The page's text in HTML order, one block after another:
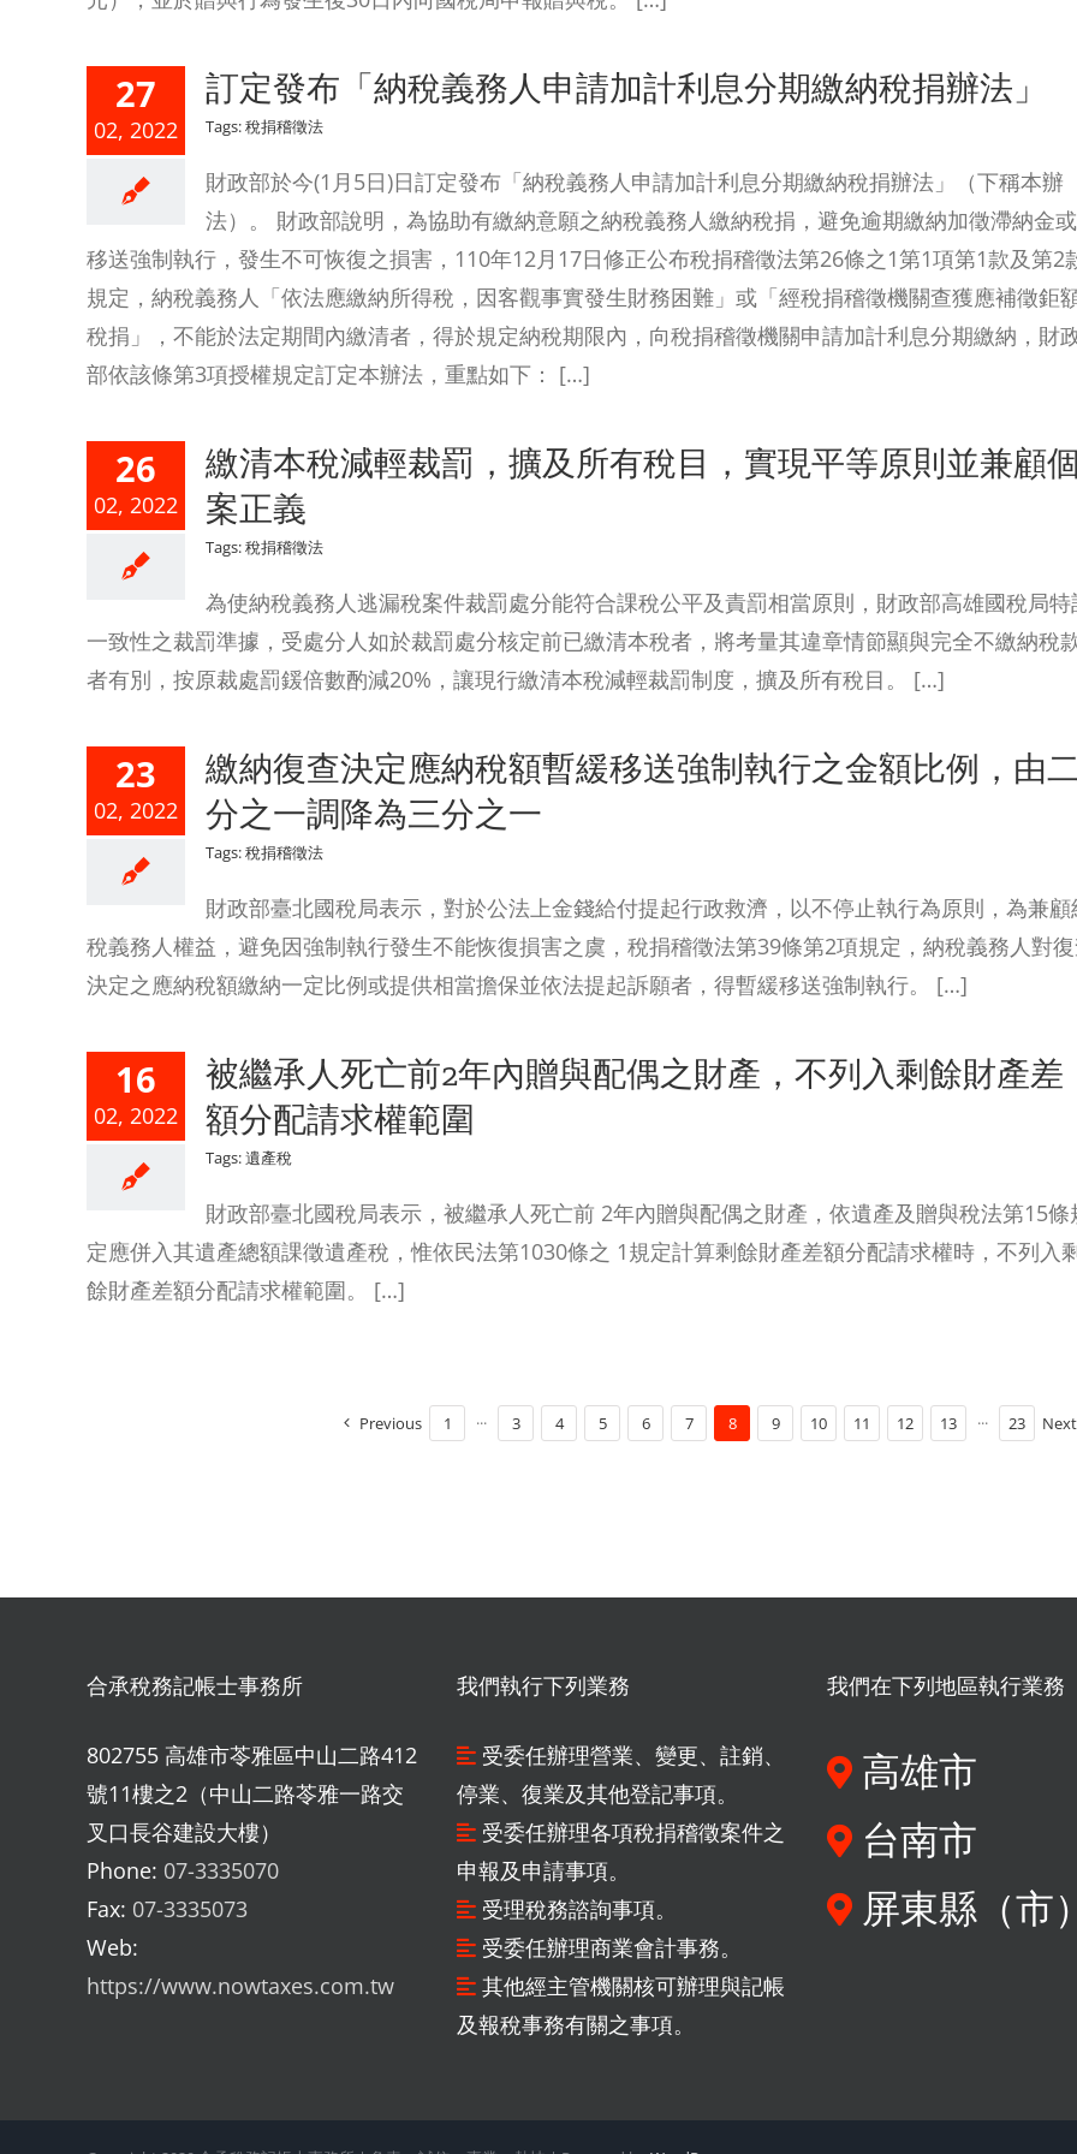
27
02, 2022
訂定發布「納稅義務人申請加計利息分期繳納稅捐辦法」
Tags:稅捐稽徵法
財政部於今(1月5日)日訂定發布「納稅義務人申請加計利息分期繳納稅捐辦法」（下稱本辦
法）。 財政部說明，為協助有繳納意願之納稅義務人繳納稅捐，避免逾期繳納加徵滯納金或
移送強制執行，發生不可恢復之損害，110年12月17日修正公布稅捐稽徵法第26條之1第1項第1款及第2
規定，納稅義務人「依法應繳納所得稅，因客觀事實發生財務困難」或「經稅捐稽徵機關查獲應補徵鉅
稅捐」，不能於法定期間內繳清者，得於規定納稅期限內，向稅捐稽徵機關申請加計利息分期繳納，財
部依該條第3項授權規定訂定本辦法，重點如下： […]
26
02, 2022
繳清本稅減輕裁罰，擴及所有稅目，實現平等原則並兼顧個
案正義
Tags:稅捐稽徵法
為使納稅義務人逃漏稅案件裁罰處分能符合課稅公平及責罰相當原則，財政部高雄國稅局特
一致性之裁罰準據，受處分人如於裁罰處分核定前已繳清本稅者，將考量其違章情節顯與完全不繳納稅
者有別，按原裁處罰鍰倍數酌減20%，讓現行繳清本稅減輕裁罰制度，擴及所有稅目。 […]
23
02, 2022
繳納復查決定應納稅額暫緩移送強制執行之金額比例，由
分之一調降為三分之一
Tags:稅捐稽徵法
財政部臺北國稅局表示，對於公法上金錢給付提起行政救濟，以不停止執行為原則，為兼顧
稅義務人權益，避免因強制執行發生不能恢復損害之虞，稅捐稽徵法第39條第2項規定，納稅義務人對
決定之應納稅額繳納一定比例或提供相當擔保並依法提起訴願者，得暫緩移送強制執行。 […]
16
02, 2022
被繼承人死亡前2年內贈與配偶之財產，不列入剩餘財產差
額分配請求權範圍
Tags:遺產稅
財政部臺北國稅局表示，被繼承人死亡前 2年內贈與配偶之財產，依遺產及贈與稅法第15條
定應併入其遺產總額課徵遺產稅，惟依民法第1030條之 1規定計算剩餘財產差額分配請求權時，不列入
餘財產差額分配請求權範圍。 […]
Previous 1 ··· 3 4 5 6 7 8 9 10 11 12 13 ··· 23 Next
合承稅務記帳士事務所
802755 高雄市苓雅區中山二路412
號11樓之2（中山二路苓雅一路交
叉口長谷建設大樓）
Phone: 07-3335070
Fax: 07-3335073
Web:
https://www.nowtaxes.com.tw
我們執行下列業務
受委任辦理營業、變更、註銷、
停業、復業及其他登記事項。
受委任辦理各項稅捐稽徵案件之
申報及申請事項。
受理稅務諮詢事項。
受委任辦理商業會計事務。
其他經主管機關核可辦理與記帳
及報稅事務有關之事項。
我們在下列地區執行業務
高雄市
台南市
屏東縣（市）